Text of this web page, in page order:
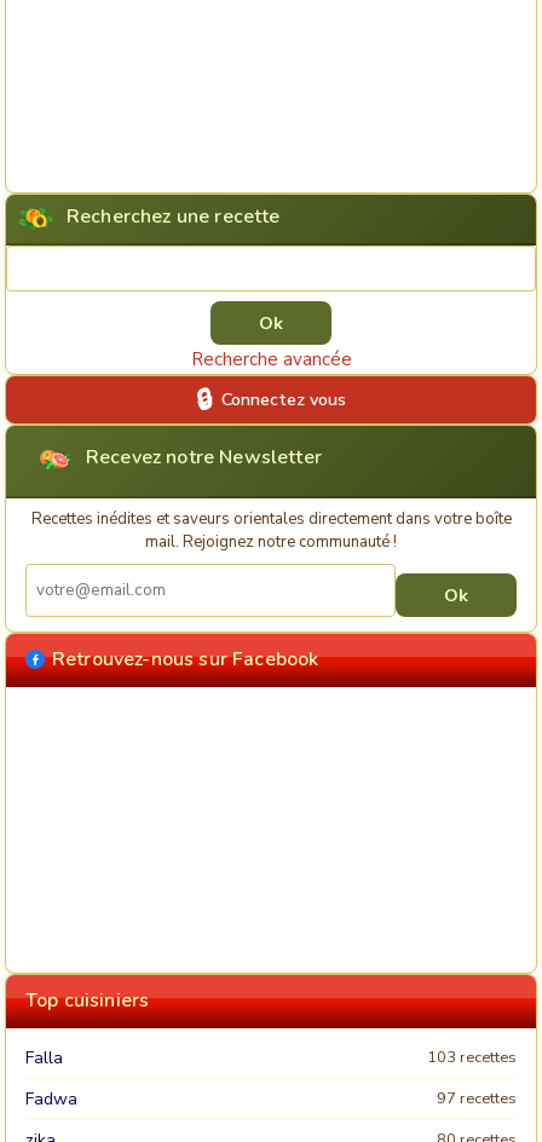
Recherchez une recette
Recherche avancée
Connectez vous
Recevez notre Newsletter
Recettes inédites et saveurs orientales directement dans votre boîte
mail. Rejoignez notre communauté !
Retrouvez-nous sur Facebook
Top cuisiniers
Falla 103 recettes
Fadwa 97 recettes